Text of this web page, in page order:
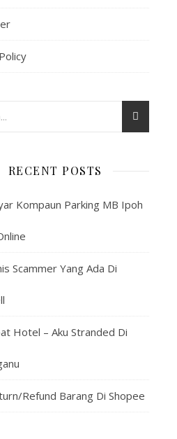
RECENT POSTS
Kompaun Parking MB Ipoh
Scammer Yang Ada Di
Hotel – Aku Stranded Di
Refund Barang Di Shopee